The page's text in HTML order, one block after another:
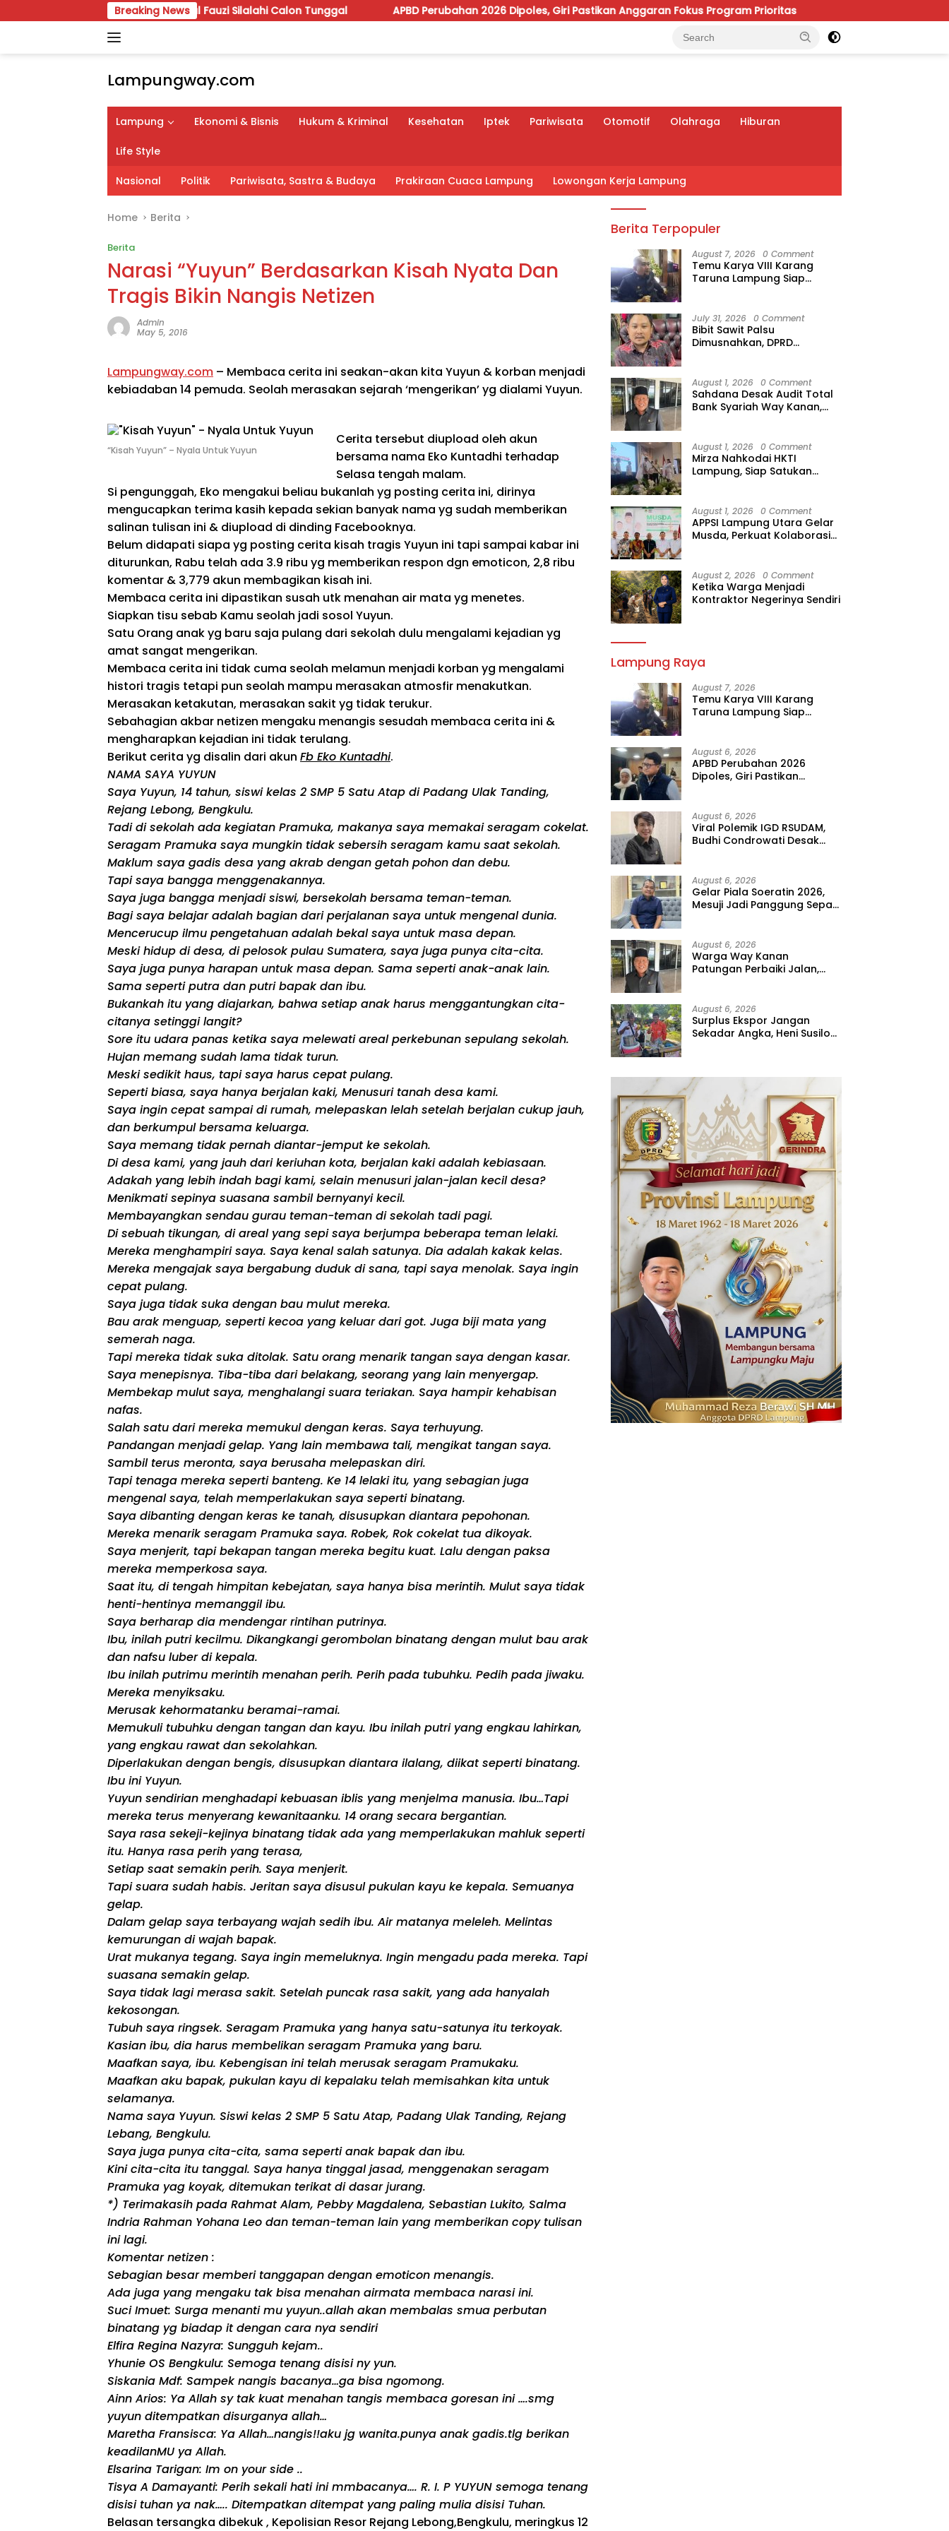
to
Breaking News
Siap Digelar, Wahrul Fauzi Silalahi Calon Tunggal APBD Perubahan 2026 Dipoles, Giri Pastikan Anggaran Fokus Program Prioritas Viral Polemik IGD RSUDAM, Budhi
Lampungway.com
Berita
Daerah
Lampung
Terpercaya
dan
Terupdate
Lampung Ekonomi & Bisnis Hukum & Kriminal Kesehatan Iptek Pariwisata Otomotif Olahraga Hiburan
Life Style
Nasional Politik Pariwisata, Sastra & Budaya Prakiraan Cuaca Lampung Lowongan Kerja Lampung
Home Berita
Berita
Narasi “Yuyun” Berdasarkan Kisah Nyata Dan
Tragis Bikin Nangis Netizen
Admin
May 5, 2016
Lampungway.com – Membaca cerita ini seakan-akan kita Yuyun & korban menjadi
kebiadaban 14 pemuda. Seolah merasakan sejarah ‘mengerikan’yg dialami Yuyun.
“Kisah Yuyun” – Nyala Untuk Yuyun
Cerita tersebut diupload oleh akun
bersama nama Eko Kuntadhi terhadap
Selasa tengah malam.
Si pengunggah, Eko mengakui beliau bukanlah yg posting cerita ini, dirinya
mengucapkan terima kasih kepada sekian banyak nama yg sudah memberikan
salinan tulisan ini & diupload di dinding Facebooknya.
Belum didapati siapa yg posting cerita kisah tragis Yuyun ini tapi sampai kabar ini
diturunkan, Rabu telah ada 3.9 ribu yg memberikan respon dgn emoticon, 2,8 ribu
komentar & 3,779 akun membagikan kisah ini.
Membaca cerita ini dipastikan susah utk menahan air mata yg menetes.
Siapkan tisu sebab Kamu seolah jadi sosol Yuyun.
Satu Orang anakyg baru saja pulang dari sekolah dulu mengalami kejadian yg
amat sangat mengerikan.
Membaca cerita ini tidak cuma seolah melamun menjadi korban yg mengalami
histori tragis tetapi pun seolah mampu merasakan atmosfir menakutkan.
Merasakan ketakutan, merasakan sakit yg tidak terukur.
Sebahagian akbar netizen mengaku menangis sesudah membaca cerita ini &
mengharapkan kejadian ini tidak terulang.
Berikut cerita yg disalin dari akun Fb Eko Kuntadhi.
NAMA SAYA YUYUN
Saya Yuyun, 14 tahun, siswi kelas 2 SMP 5 Satu Atap di Padang Ulak Tanding,
Rejang Lebong, Bengkulu.
Tadi di sekolah ada kegiatan Pramuka, makanya saya memakai seragam cokelat.
Seragam Pramuka saya mungkin tidak sebersih seragam kamu saat sekolah.
Maklum saya gadis desa yang akrab dengan getah pohon dan debu.
Tapi saya bangga menggenakannya.
Saya juga bangga menjadi siswi, bersekolah bersama teman-teman.
Bagi saya belajar adalah bagian dari perjalanan saya untuk mengenal dunia.
Mencerucup ilmu pengetahuan adalah bekal saya untuk masa depan.
Meski hidup di desa, di pelosok pulau Sumatera, saya juga punya cita-cita.
Saya juga punya harapan untuk masa depan. Sama seperti anak-anak lain.
Sama seperti putra dan putri bapak dan ibu.
Bukankah itu yang diajarkan, bahwa setiap anak harus menggantungkan cita-
citanya setinggi langit?
Sore itu udara panas ketika saya melewati areal perkebunan sepulang sekolah.
Hujan memang sudah lama tidak turun.
Meski sedikit haus, tapi saya harus cepat pulang.
Seperti biasa, saya hanya berjalan kaki, Menusuri tanah desa kami.
Saya ingin cepat sampai di rumah, melepaskan lelah setelah berjalan cukup jauh,
dan berkumpul bersama keluarga.
Saya memang tidak pernah diantar-jemput ke sekolah.
Di desa kami, yang jauh dari keriuhan kota, berjalan kaki adalah kebiasaan.
Adakah yang lebih indah bagi kami, selain menusuri jalan-jalan kecil desa?
Menikmati sepinya suasana sambil bernyanyi kecil.
Membayangkan sendau gurau teman-teman di sekolah tadi pagi.
Di sebuah tikungan, di areal yang sepi saya berjumpa beberapa teman lelaki.
Mereka menghampiri saya. Saya kenal salah satunya. Dia adalah kakak kelas.
Mereka mengajak saya bergabung duduk di sana, tapi saya menolak. Saya ingin
cepat pulang.
Saya juga tidak suka dengan bau mulut mereka.
Bau arak menguap, seperti kecoa yang keluar dari got. Juga biji mata yang
semerah naga.
Tapi mereka tidak suka ditolak. Satu orang menarik tangan saya dengan kasar.
Saya menepisnya. Tiba-tiba dari belakang, seorang yang lain menyergap.
Membekap mulut saya, menghalangi suara teriakan. Saya hampir kehabisan
nafas.
Salah satu dari mereka memukul dengan keras. Saya terhuyung.
Pandangan menjadi gelap. Yang lain membawa tali, mengikat tangan saya.
Sambil terus meronta, saya berusaha melepaskan diri.
Tapi tenaga mereka seperti banteng. Ke 14 lelaki itu, yang sebagian juga
mengenal saya, telah memperlakukan saya seperti binatang.
Saya dibanting dengan keras ke tanah, disusupkan diantara pepohonan.
Mereka menarik seragam Pramuka saya. Robek, Rok cokelat tua dikoyak.
Saya menjerit, tapi bekapan tangan mereka begitu kuat. Lalu dengan paksa
mereka memperkosa saya.
Saat itu, di tengah himpitan kebejatan, saya hanya bisa merintih. Mulut saya tidak
henti-hentinya memanggil ibu.
Saya berharap dia mendengar rintihan putrinya.
Ibu, inilah putri kecilmu. Dikangkangi gerombolan binatang dengan mulut bau arak
dan nafsu luber di kepala.
Ibu inilah putrimu merintih menahan perih. Perih pada tubuhku. Pedih pada jiwaku.
Mereka menyiksaku.
Merusak kehormatanku beramai-ramai.
Memukuli tubuhku dengan tangan dan kayu. Ibu inilah putri yang engkau lahirkan,
yang engkau rawat dan sekolahkan.
Diperlakukan dengan bengis, disusupkan diantara ilalang, diikat seperti binatang.
Ibu ini Yuyun.
Yuyun sendirian menghadapi kebuasan iblis yang menjelma manusia. Ibu…Tapi
mereka terus menyerang kewanitaanku. 14 orang secara bergantian.
Saya rasa sekeji-kejinya binatang tidak ada yang memperlakukan mahluk seperti
itu. Hanya rasa perih yang terasa,
Setiap saat semakin perih. Saya menjerit.
Tapi suara sudah habis. Jeritan saya disusul pukulan kayu ke kepala. Semuanya
gelap.
Dalam gelap saya terbayang wajah sedih ibu. Air matanya meleleh. Melintas
kemurungan di wajah bapak.
Urat mukanya tegang. Saya ingin memeluknya. Ingin mengadu pada mereka. Tapi
suasana semakin gelap.
Saya tidak lagi merasa sakit. Setelah puncak rasa sakit, yang ada hanyalah
kekosongan.
Tubuh saya ringsek. Seragam Pramuka yang hanya satu-satunya itu terkoyak.
Kasian ibu, dia harus membelikan seragam Pramuka yang baru.
Maafkan saya, ibu. Kebengisan ini telah merusak seragam Pramukaku.
Maafkan aku bapak, pukulan kayu di kepalaku telah memisahkan kita untuk
selamanya.
Nama saya Yuyun. Siswi kelas 2 SMP 5 Satu Atap, Padang Ulak Tanding, Rejang
Lebang, Bengkulu.
Saya juga punya cita-cita, sama seperti anak bapak dan ibu.
Kini cita-cita itu tanggal. Saya hanya tinggal jasad, menggenakan seragam
Pramuka yag koyak, ditemukan terikat di dasar jurang.
*) Terimakasih pada Rahmat Alam, Pebby Magdalena, Sebastian Lukito, Salma
Indria Rahman Yohana Leo dan teman-teman lain yang memberikan copy tulisan
ini lagi.
Komentar netizen :
Sebagian besar memberi tanggapan dengan emoticon menangis.
Ada juga yang mengaku tak bisa menahan airmata membaca narasi ini.
Suci Imuet: Surga menanti mu yuyun..allah akan membalas smua perbutan
binatang yg biadap it dengan cara nya sendiri
Elfira Regina Nazyra: Sungguh kejam..
Yhunie OS Bengkulu: Semoga tenang disisi ny yun.
Siskania Mdf: Sampek nangis bacanya…ga bisa ngomong.
Ainn Arios: Ya Allah sy tak kuat menahan tangis membaca goresan ini ….smg
yuyun ditempatkan disurganya allah…
Maretha Fransisca: Ya Allah…nangis!!aku jg wanita.punya anak gadis.tlg berikan
keadilanMU ya Allah.
Elsarina Tarigan: Im on your side ..
Tisya A Damayanti: Perih sekali hati ini mmbacanya…. R. I. P YUYUN semoga tenang
disisi tuhan ya nak….. Ditempatkan ditempat yang paling mulia disisi Tuhan.
Belasan tersangka dibekuk, Kepolisian Resor Rejang Lebong,Bengkulu, meringkus 12
Berita Terpopuler
August 7, 2026 0 Comment
Temu Karya VIII Karang
Taruna Lampung Siap
July 31, 2026 0 Comment
Bibit Sawit Palsu
Dimusnahkan, DPRD
August 1, 2026 0 Comment
Sahdana Desak Audit Total
Bank Syariah Way Kanan,
August 1, 2026 0 Comment
Mirza Nahkodai HKTI
Lampung, Siap Satukan
August 1, 2026 0 Comment
APPSI Lampung Utara Gelar
Musda, Perkuat Kolaborasi
Bermartabat
August 2, 2026 0 Comment
Ketika Warga Menjadi
Kontraktor Negerinya Sendiri
Lampung Raya
August 7, 2026
Temu Karya VIII Karang
Taruna Lampung Siap
August 6, 2026
APBD Perubahan 2026
Dipoles, Giri Pastikan
August 6, 2026
Viral Polemik IGD RSUDAM,
Budhi Condrowati Desak
August 6, 2026
Gelar Piala Soeratin 2026,
Mesuji Jadi Panggung Sepak
August 6, 2026
Warga Way Kanan
Patungan Perbaiki Jalan,
August 6, 2026
Surplus Ekspor Jangan
Sekadar Angka, Heni Susilo